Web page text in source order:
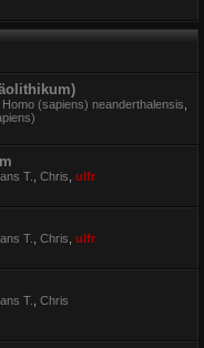
Homo (sapiens) neanderthalensis
T. Chris ulfr
T. Chris ulfr
T.
Chris